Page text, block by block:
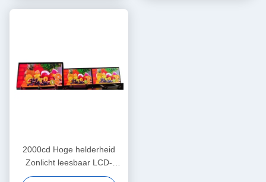
2000cd Hoge helderheid
Zonlicht leesbaar LCD-
scherm TFT-paneel